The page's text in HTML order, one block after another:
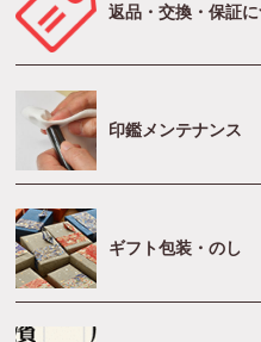
返品・交換・保証
印鑑メンテナンス
ギフト包装・のし